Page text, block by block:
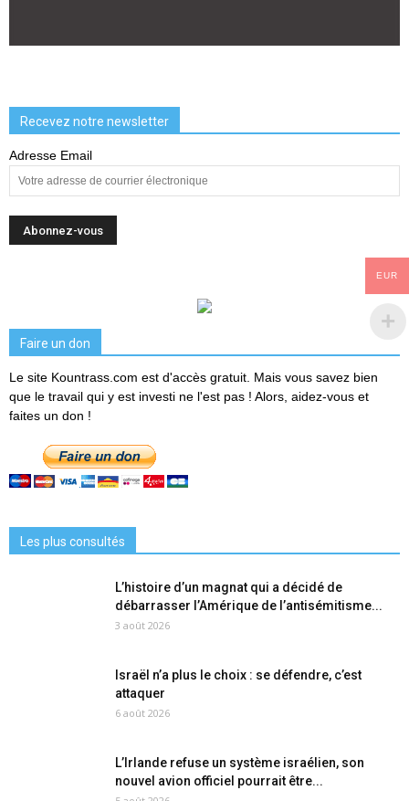
Recevez notre newsletter
Adresse Email
Faire un don
Le site Kountrass.com est d'accès gratuit. Mais vous savez bien
que le travail qui y est investi ne l'est pas ! Alors, aidez-vous et
faites un don !
Les plus consultés
L’histoire d’un magnat qui a décidé de
débarrasser l’Amérique de l’antisémitisme...
3 août 2026
Israël n’a plus le choix : se défendre, c’est
attaquer
6 août 2026
L’Irlande refuse un système israélien, son
nouvel avion officiel pourrait être...
EUR